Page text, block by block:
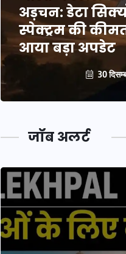
अड़चन: डेटा
स्पेक्ट्रम की
आया बड़ा अपडेट
30
जॉब अलर्ट